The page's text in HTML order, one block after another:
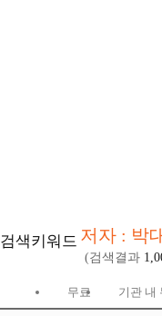
검색키워드 저자 : 박
(검색결과
무료 기관 내